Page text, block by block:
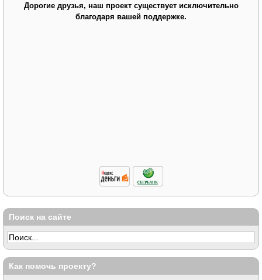
Дорогие друзья, наш проект существует исключительно
благодаря вашей поддержке.
Поиск на сайте
Как помочь проекту?